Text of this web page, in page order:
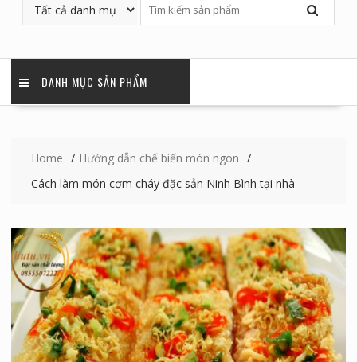
DANH MỤC SẢN PHẨM
Home
Hướng dẫn chế biến món ngon
Cách làm món cơm cháy đặc sản Ninh Bình tại nhà